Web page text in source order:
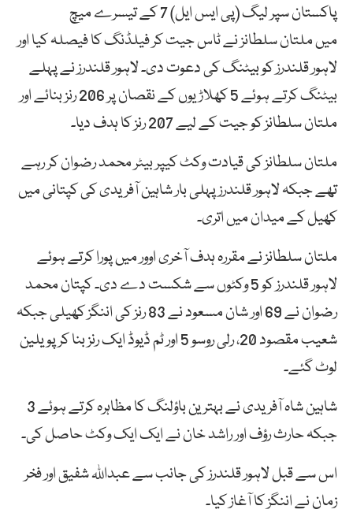
پاکستان سپر لیگ (پی ایس ایل) 7 کے تیسرے میچ
میں ملتان سلطانز نے ٹاس جیت کر فیلڈنگ کا فیصلہ کیا اور
لاہور قلندرز کو بیٹنگ کی دعوت دی۔ لاہور قلندرز نے پہلے
بیٹنگ کرتے ہوئے 5 کھلاڑیوں کے نقصان پر 206 رنز بنائے اور
ملتان سلطانز کو جیت کے لیے 207 رنز کا ہدف دیا۔
ملتان سلطانز کی قیادت وکٹ کیپر بیٹر محمد رضوان کر رہے
تھے جبکہ لاہور قلندرز پہلی بار شاہین آفریدی کی کپتانی میں
کھیل کے میدان میں اتری۔
ملتان سلطانز نے مقررہ ہدف آخری اوور میں پورا کرتے ہوئے
لاہور قلندرز کو 5 وکٹوں سے شکست دے دی۔ کپتان محمد
رضوان نے 69 اور شان مسعود نے 83 رنز کی اننگز کھیلی جبکہ
شعیب مقصود 20، رلی روسو 5 اور ٹم ڈیوڈ ایک رنز بنا کر پویلین
لوٹ گئے۔
شاہین شاہ آفریدی نے بہترین باؤلنگ کا مظاہرہ کرتے ہوئے 3
جبکہ حارث رؤف اور راشد خان نے ایک ایک وکٹ حاصل کی۔
اس سے قبل لاہور قلندرز کی جانب سے عبداللہ شفیق اور فخر
زمان نے اننگز کا آغاز کیا۔